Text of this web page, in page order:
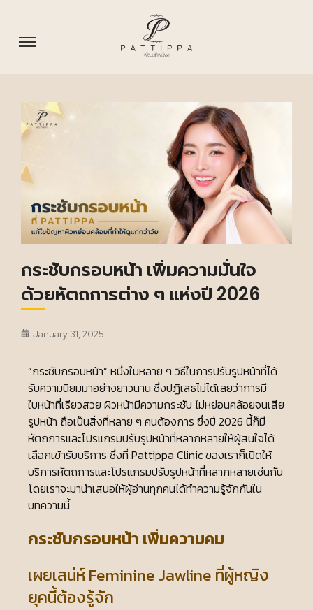
กระชับกรอบหน้า เพิ่มความมั่นใจ
ด้วยหัตถการต่าง ๆ แห่งปี 2026
January 31, 2025
“กระชับกรอบหน้า” หนึ่งในหลาย ๆ วิธีในการปรับรูปหน้าที่ได้
รับความนิยมมาอย่างยาวนาน ซึ่งปฏิเสธไม่ได้เลยว่าการมี
ใบหน้าที่เรียวสวย ผิวหน้ามีความกระชับ ไม่หย่อนคล้อยจนเสีย
รูปหน้า ถือเป็นสิ่งที่หลาย ๆ คนต้องการ ซึ่งปี 2026 นี้ก็มี
หัตถการและโปรแกรมปรับรูปหน้าที่หลากหลายให้ผู้สนใจได้
เลือกเข้ารับบริการ ซึ่งที่ Pattippa Clinic ของเราก็เปิดให้
บริการหัตถการและโปรแกรมปรับรูปหน้าที่หลากหลายเช่นกัน
โดยเราจะมานำเสนอให้ผู้อ่านทุกคนได้ทำความรู้จักกันใน
บทความนี้
กระชับกรอบหน้า เพิ่มความคม
เผยเสน่ห์ Feminine Jawline ที่ผู้หญิง
ยุคนี้ต้องรู้จัก